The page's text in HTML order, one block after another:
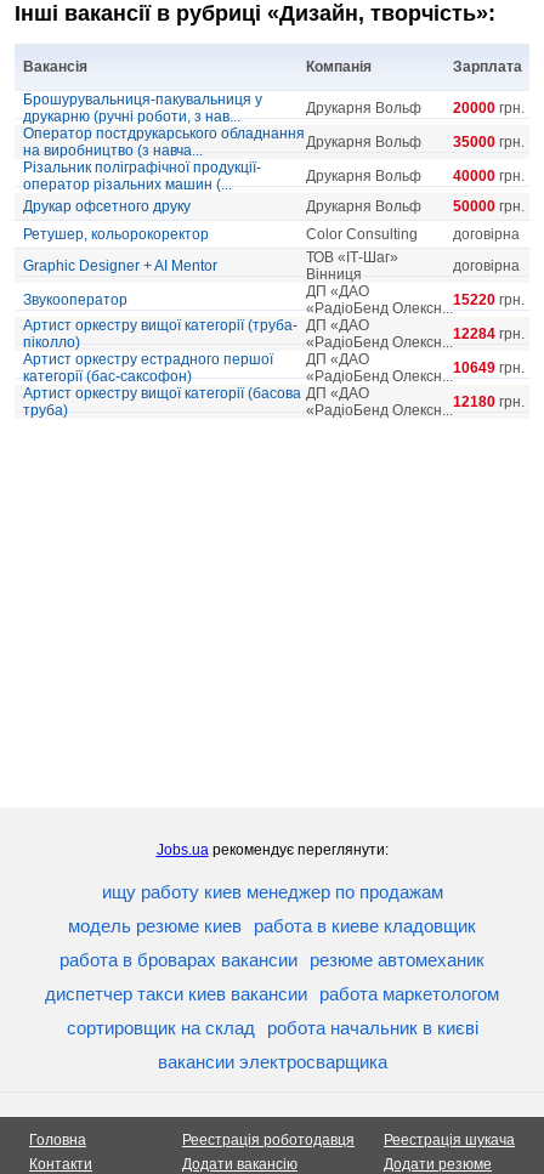
Інші вакансії в рубриці «Дизайн, творчість»:
Вакансія Компанія
Зарплата
Брошурувальниця-пакувальниця у
друкарню (ручні роботи, з нав...
Друкарня Вольф 20000 грн.
Оператор постдрукарського обладнання
на виробництво (з навча...
Друкарня Вольф 35000 грн.
Різальник поліграфічної продукції-
оператор різальних машин (...
Друкарня Вольф 40000 грн.
Друкар офсетного друку
Друкарня Вольф 50000 грн.
Ретушер, кольорокоректор
Color Consulting
договірна
Graphic Designer + AI Mentor
ТОВ «ІТ-Шаг»
Вінниця
договірна
Звукооператор
ДП «ДАО
«РадіоБенд Олексн...15220 грн.
Артист оркестру вищої категорії (труба-
піколло)
ДП «ДАО
«РадіоБенд Олексн...12284 грн.
Артист оркестру естрадного першої
категорії (бас-саксофон)
ДП «ДАО
«РадіоБенд Олексн...10649 грн.
Артист оркестру вищої категорії (басова
труба)
ДП «ДАО
«РадіоБенд Олексн...12180 грн.
Jobs.uaрекомендує переглянути:
ищу работу киев менеджер по продажам
модель резюме киев
работа в киеве кладовщик
работа в броварах вакансии
резюме автомеханик
диспетчер такси киев вакансии
работа маркетологом
сортировщик на склад
робота начальник в києві
вакансии электросварщика
Головна
Контакти
Реестрація роботодавця
Додати вакансію
Реестрація шукача
Додати резюме